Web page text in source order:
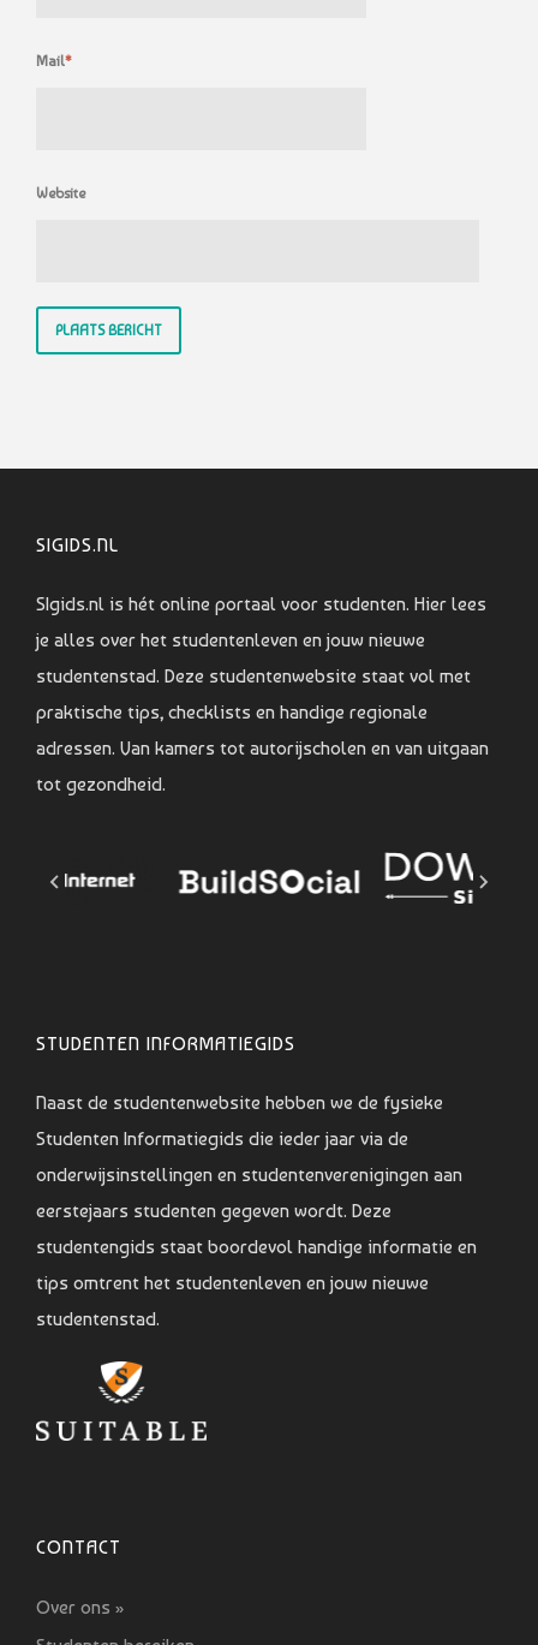
Mail*
Website
SIGIDS.NL
SIgids.nl is hét online portaal voor studenten. Hier lees
je alles over het studentenleven en jouw nieuwe
studentenstad. Deze studentenwebsite staat vol met
praktische tips, checklists en handige regionale
adressen. Van kamers tot autorijscholen en van uitgaan
tot gezondheid.
STUDENTEN INFORMATIEGIDS
Naast de studentenwebsite hebben we de fysieke
Studenten Informatiegids die ieder jaar via de
onderwijsinstellingen en studentenverenigingen aan
eerstejaars studenten gegeven wordt. Deze
studentengids staat boordevol handige informatie en
tips omtrent het studentenleven en jouw nieuwe
studentenstad.
CONTACT
Over ons »